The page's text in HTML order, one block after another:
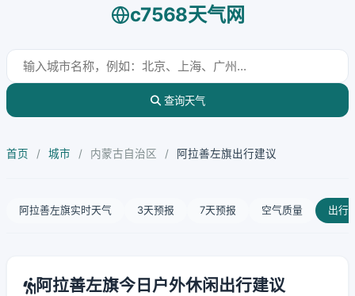
c7568天气网
查询天气
首页 / 城市 / 内蒙古自治区 / 阿拉善左旗出行建议
阿拉善左旗实时天气 3天预报 7天预报 空气质量 出行
阿拉善左旗今日户外休闲出行建议